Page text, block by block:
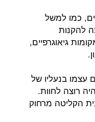
כמו למשל
להקנות
גיאוגרפיים,
בנעליו של
רוצה לחוות.
הקליטה מרחוק